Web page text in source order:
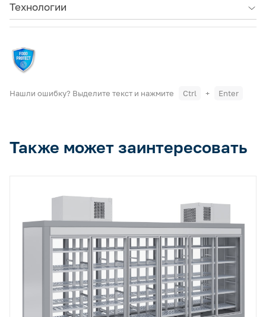
Технологии
Нашли ошибку? Выделите текст и нажмите Ctrl + Enter
Также может заинтересовать